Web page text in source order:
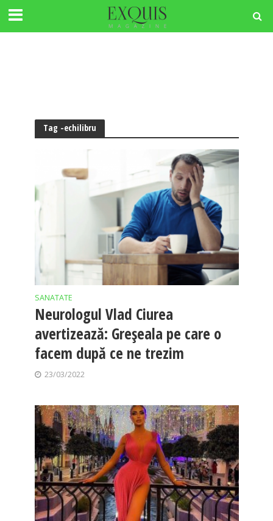
Tag -echilibru
SANATATE
Neurologul Vlad Ciurea
avertizează: Greșeala pe care o
facem după ce ne trezim
23/03/2022